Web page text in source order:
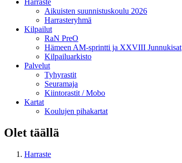
Aikuisten suunnistuskoulu 2026
Harrasteryhmä
Kilpailut
RaN PreO
Hämeen AM-sprintti ja XXVIII Junnukisat
Kilpailuarkisto
Palvelut
Tyhyrastit
Seuramaja
Kiintorastit / Mobo
Kartat
Koulujen pihakartat
Olet täällä
Harraste